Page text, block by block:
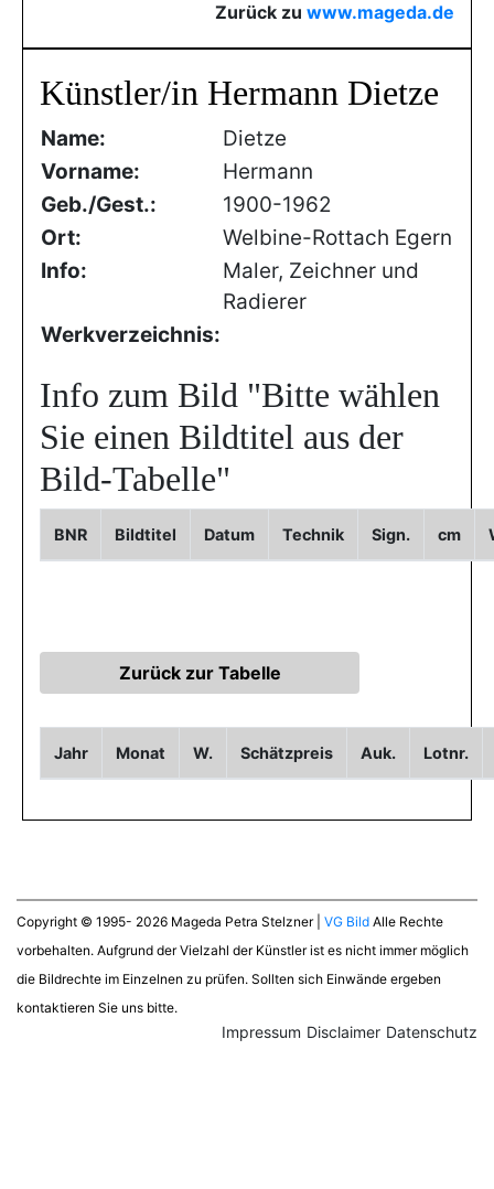
Zurück zu www.mageda.de
Künstler/in Hermann Dietze
Name:
Dietze
Vorname:
Hermann
Geb./Gest.:
1900-1962
Ort:
Welbine-Rottach Egern
Info:
Maler, Zeichner und
Radierer
Werkverzeichnis:
Info zum Bild "Bitte wählen
Sie einen Bildtitel aus der
Bild-Tabelle"
BNR Bildtitel Datum Technik Sign. cm
Jahr Monat W. Schätzpreis Auk. Lotnr.
Copyright © 1995- 2026 Mageda Petra Stelzner | VG Bild Alle Rechte
vorbehalten. Aufgrund der Vielzahl der Künstler ist es nicht immer möglich
die Bildrechte im Einzelnen zu prüfen. Sollten sich Einwände ergeben
kontaktieren Sie uns bitte.
Datenschutz
Disclaimer
Impressum